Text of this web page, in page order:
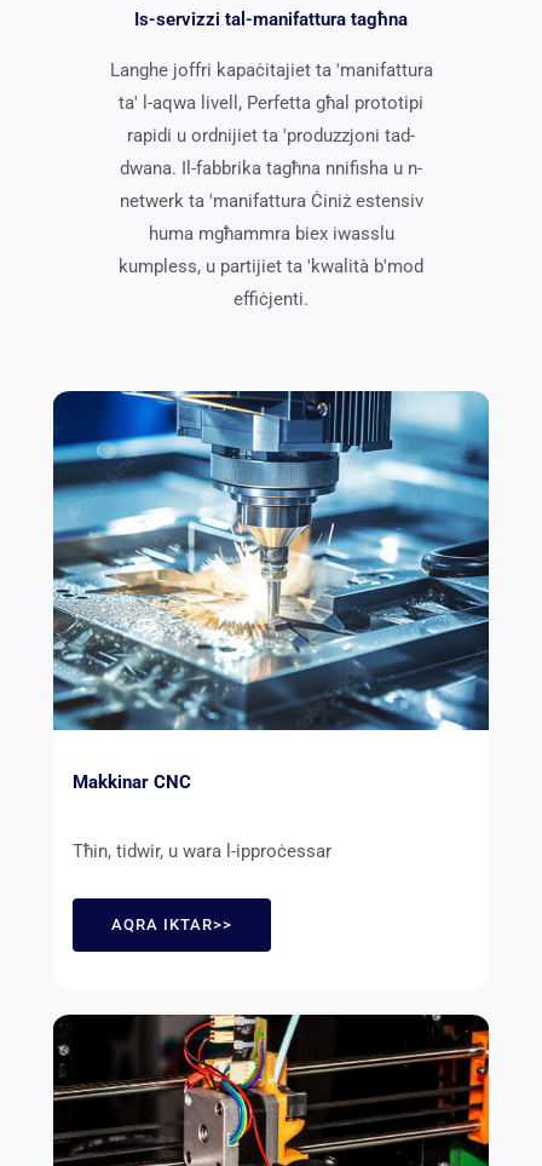
Is-servizzi tal-manifattura tagħna
Langhe joffri kapaċitajiet ta 'manifattura
ta' l-aqwa livell, Perfetta għal prototipi
rapidi u ordnijiet ta 'produzzjoni tad-
dwana. Il-fabbrika tagħna nnifisha u n-
netwerk ta 'manifattura Ċiniż estensiv
huma mgħammra biex iwasslu
kumpless, u partijiet ta 'kwalità b'mod
effiċjenti.
Makkinar CNC
Tħin, tidwir, u wara l-ipproċessar
AQRA IKTAR>>